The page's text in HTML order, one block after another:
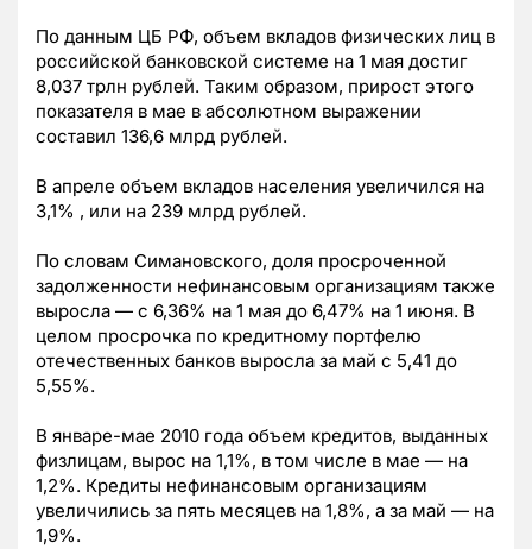
По данным ЦБ РФ, объем вкладов физических лиц в
российской банковской системе на 1 мая достиг
8,037 трлн рублей. Таким образом, прирост этого
показателя в мае в абсолютном выражении
составил 136,6 млрд рублей.
В апреле объем вкладов населения увеличился на
3,1% , или на 239 млрд рублей.
По словам Симановского, доля просроченной
задолженности нефинансовым организациям также
выросла — с 6,36% на 1 мая до 6,47% на 1 июня. В
целом просрочка по кредитному портфелю
отечественных банков выросла за май с 5,41 до
5,55%.
В январе-мае 2010 года объем кредитов, выданных
физлицам, вырос на 1,1%, в том числе в мае — на
1,2%. Кредиты нефинансовым организациям
увеличились за пять месяцев на 1,8%, а за май — на
1,9%.